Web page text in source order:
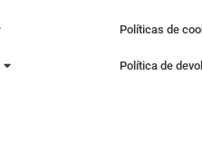
Políticas de
Política de